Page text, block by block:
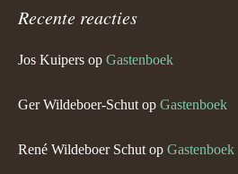
Recente reacties
Jos Kuipers op Gastenboek
Ger Wildeboer-Schut op Gastenboek
René Wildeboer Schut op Gastenboek